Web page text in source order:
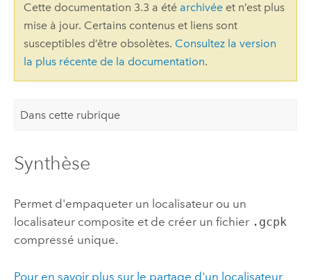
Cette documentation 3.3 a été archivéeet n’est plus
mise à jour. Certains contenus et liens sont
susceptibles d’être obsolètes. Consultez la version
la plus récente de la documentation.
Dans cette rubrique
Synthèse
Permet d'empaqueter un localisateur ou un
localisateur composite et de créer un fichier .gcpk
compressé unique.
Pour en savoir plus sur le partage d'un localisateur